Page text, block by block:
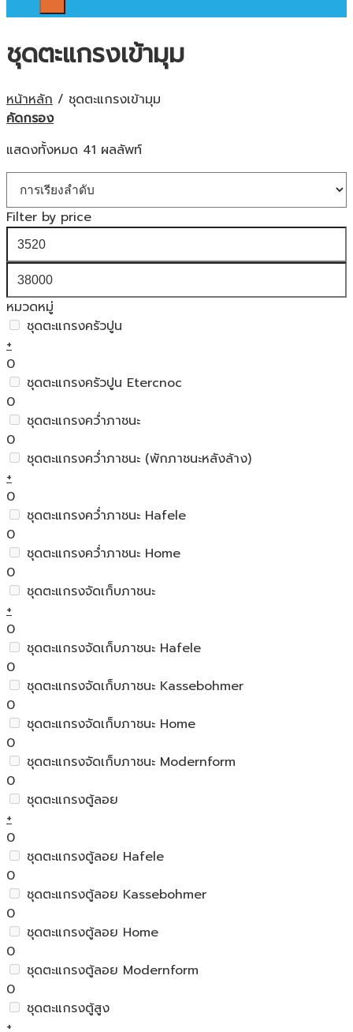
ชุดตะแกรงเข้ามุม
หน้าหลัก / ชุดตะแกรงเข้ามุม
คัดกรอง
แสดงทั้งหมด 41 ผลลัพท์
Filter by price
หมวดหมู่
ชุดตะแกรงครัวปูน
+
0
ชุดตะแกรงครัวปูน Etercnoc
0
ชุดตะแกรงคว่ำภาชนะ
0
ชุดตะแกรงคว่ำภาชนะ (พักภาชนะหลังล้าง)
+
0
ชุดตะแกรงคว่ำภาชนะ Hafele
0
ชุดตะแกรงคว่ำภาชนะ Home
0
ชุดตะแกรงจัดเก็บภาชนะ
+
0
ชุดตะแกรงจัดเก็บภาชนะ Hafele
0
ชุดตะแกรงจัดเก็บภาชนะ Kassebohmer
0
ชุดตะแกรงจัดเก็บภาชนะ Home
0
ชุดตะแกรงจัดเก็บภาชนะ Modernform
0
ชุดตะแกรงตู้ลอย
+
0
ชุดตะแกรงตู้ลอย Hafele
0
ชุดตะแกรงตู้ลอย Kassebohmer
0
ชุดตะแกรงตู้ลอย Home
0
ชุดตะแกรงตู้ลอย Modernform
0
ชุดตะแกรงตู้สูง
+